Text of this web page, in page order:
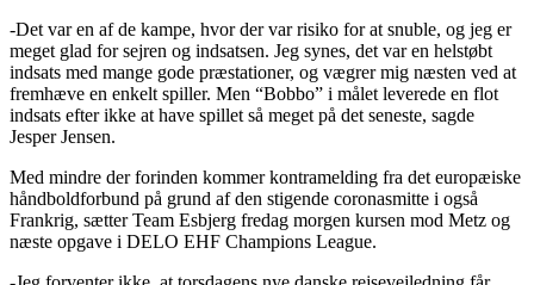
-Det var en af de kampe, hvor der var risiko for at snuble, og jeg er
meget glad for sejren og indsatsen. Jeg synes, det var en helstøbt
indsats med mange gode præstationer, og vægrer mig næsten ved at
fremhæve en enkelt spiller. Men “Bobbo” i målet leverede en flot
indsats efter ikke at have spillet så meget på det seneste, sagde
Jesper Jensen.
Med mindre der forinden kommer kontramelding fra det europæiske
håndboldforbund på grund af den stigende coronasmitte i også
Frankrig, sætter Team Esbjerg fredag morgen kursen mod Metz og
næste opgave i DELO EHF Champions League.